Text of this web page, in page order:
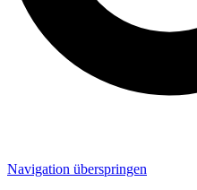
Navigation überspringen